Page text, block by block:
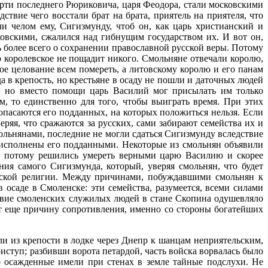
последнего Рюриковича, царя Феодора, стали московскими
чего восстали брат на брата, приятель на приятеля, что
ему, Сигизмунду, чтоб он, как царь христианский и
сжалился над гибнущим государством их. И вот он,
всего о сохранении православной русской веры. Потому
не пощадит никого. Смольняне отвечали королю,
целование всем помереть, а литовскому королю и его панам
крепость, но крестьяне в осаду не пошли и даточных людей
вместо помощи царь Василий мог присылать им только
то единственно для того, чтобы выиграть время. При этих
его подданных, на которых положиться нельзя. Если
что сражаются за русских, сами забирают семейства их и
последние не могли сдаться Сигизмунду вследствие
исполнены его подданными. Некоторые из смольнян объявили
решились умереть верными царю Василию и скорее
самого Сигизмунда, который, уверяя смольнян, что будет
религии. Между причинами, побуждавшими смольнян к
в Смоленске: эти семейства, разумеется, всеми силами
смоленских служилых людей в стане Скопина одушевляло
причину сопротивления, именно со стороны богатейших
из крепости в лодке через Днепр к шанцам неприятельским,
разбивши ворота петардой, часть войска ворвалась было
имели при стенах в земле тайные подслухи. Не